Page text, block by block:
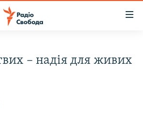
– надія для живих